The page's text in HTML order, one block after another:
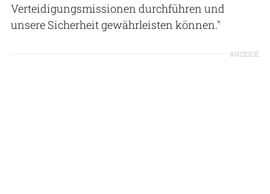
Verteidigungsmissionen durchführen und
unsere Sicherheit gewährleisten können."
ANZEIGE